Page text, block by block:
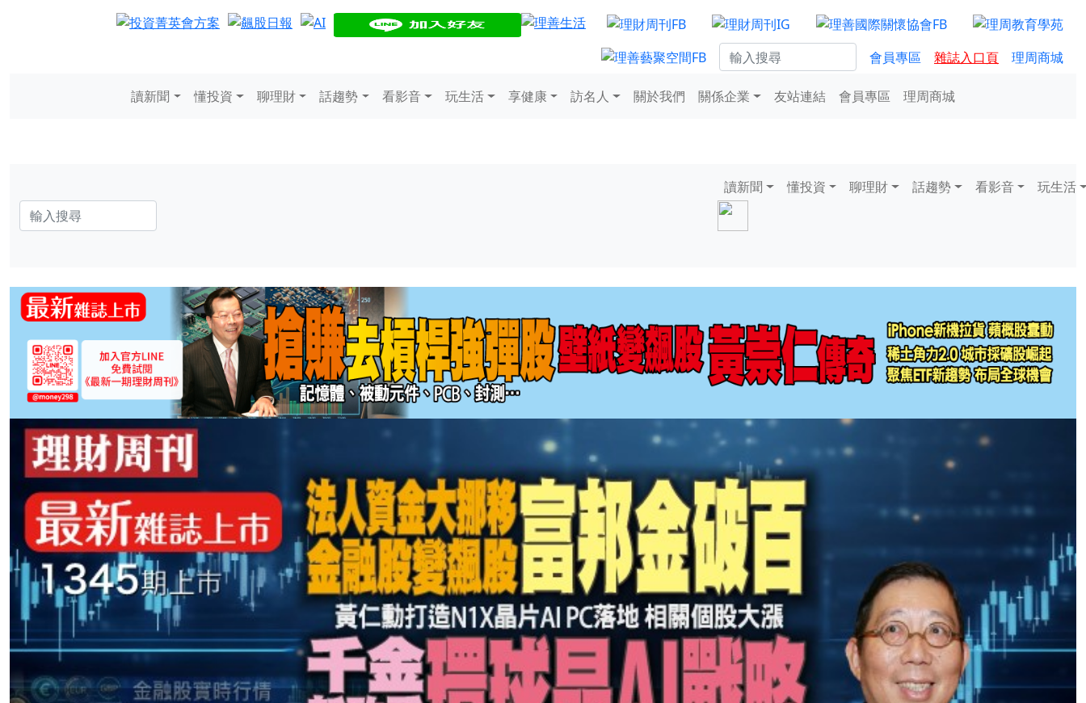
會員專區 雜誌入口頁 理周商城
讀新聞 懂投資 聊理財 話趨勢 看影音 玩生活 享健康 訪名人 關於我們 關係企業 友站連結 會員專區 理周商城
讀新聞 懂投資 聊理財 話趨勢 看影音 玩生活